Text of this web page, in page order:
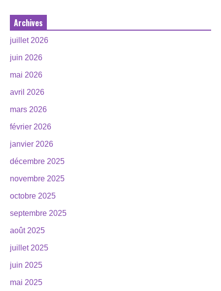
Archives
juillet 2026
juin 2026
mai 2026
avril 2026
mars 2026
février 2026
janvier 2026
décembre 2025
novembre 2025
octobre 2025
septembre 2025
août 2025
juillet 2025
juin 2025
mai 2025